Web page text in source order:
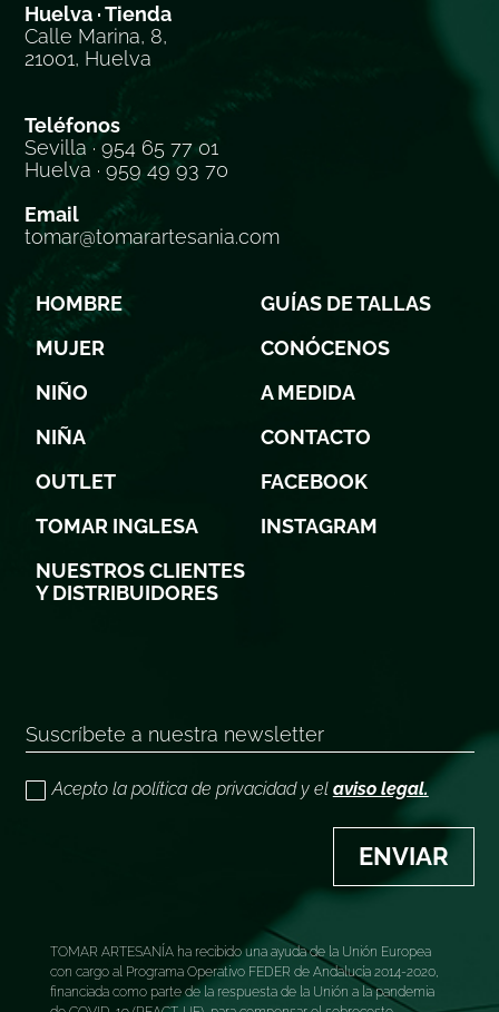
Huelva · Tienda
Calle Marina, 8,
21001, Huelva
Teléfonos
Sevilla · 954 65 77 01
Huelva · 959 49 93 70
Email
tomar@tomarartesania.com
HOMBRE
MUJER
NIÑO
NIÑA
OUTLET
TOMAR INGLESA
NUESTROS CLIENTES
Y DISTRIBUIDORES
GUÍAS DE TALLAS
CONÓCENOS
A MEDIDA
CONTACTO
FACEBOOK
INSTAGRAM
Acepto la política de privacidad y el aviso legal.
ENVIAR
TOMAR ARTESANÍA ha recibido una ayuda de la Unión Europea
con cargo al Programa Operativo FEDER de Andalucía 2014-2020,
financiada como parte de la respuesta de la Unión a la pandemia